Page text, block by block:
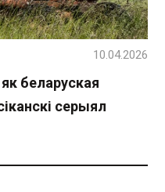
беларуская
серыял
10.04.2026